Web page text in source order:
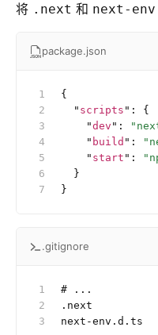
将 .next 和 next-
package.json
{
  "
scripts " :
{
    "
dev " :
    "
build " :
    "
start " :
  }
}
.gitignore
# ...
.next
next-env.d.ts